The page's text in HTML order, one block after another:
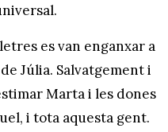
es van enganxar a
Júlia. Salvatgement i
Marta i les dones
i tota aquesta gent.